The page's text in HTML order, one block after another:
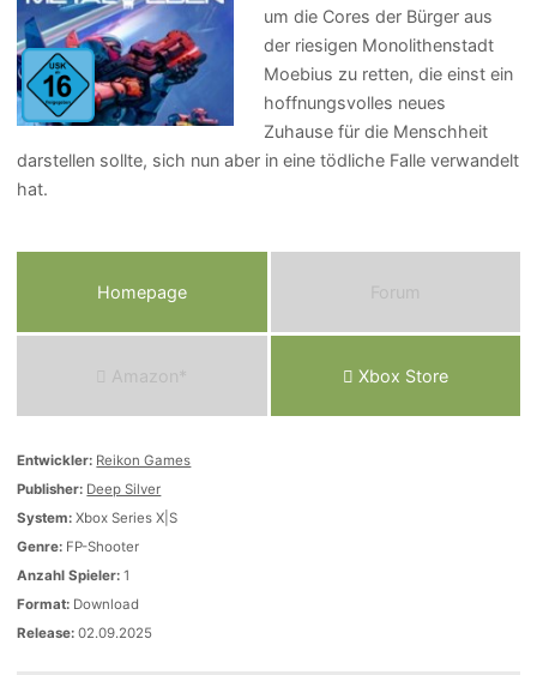
um die Cores der Bürger aus
der riesigen Monolithenstadt
Moebius zu retten, die einst ein
hoffnungsvolles neues
Zuhause für die Menschheit
darstellen sollte, sich nun aber in eine tödliche Falle verwandelt
hat.
Homepage Forum
Amazon* Xbox Store
Entwickler: Reikon Games
Publisher: Deep Silver
System: Xbox Series X|S
Genre: FP-Shooter
Anzahl Spieler: 1
Format: Download
Release: 02.09.2025